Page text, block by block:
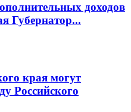
доходов
Губернатор...
края могут
Российского